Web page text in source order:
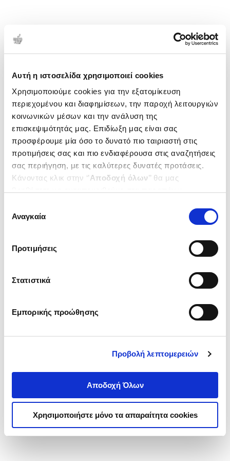
Αυτή η ιστοσελίδα χρησιμοποιεί cookies
Χρησιμοποιούμε cookies για την εξατομίκευση
περιεχομένου και διαφημίσεων, την παροχή λειτουργιών
κοινωνικών μέσων και την ανάλυση της
επισκεψιμότητάς μας. Επιδίωξη μας είναι σας
προσφέρουμε μία όσο το δυνατό πιο ταιριαστή στις
προτιμήσεις σας και πιο ενδιαφέρουσα στις αναζητήσεις
σας περιήγηση, με τις καλύτερες δυνατές προτάσεις.
Κάνοντας κλικ στην ‘’Αποδοχή όλων’’ θα μας
ενδιαφέρουν και να επιλέξετε από τα παρακάτω με την
΄΄και να ενημερωθείτε σχετικά με
συγκατάθεσης
Αναγκαία
Προτιμήσεις
Στατιστικά
Εμπορικής προώθησης
Προβολή λεπτομερειών
Αποδοχή Όλων
Χρησιμοποιήστε μόνο τα απαραίτητα cookies